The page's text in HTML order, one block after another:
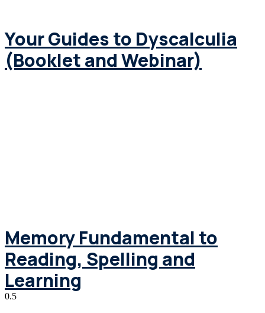
Your Guides to Dyscalculia
(Booklet and Webinar)
Memory Fundamental to
Reading, Spelling and
Learning